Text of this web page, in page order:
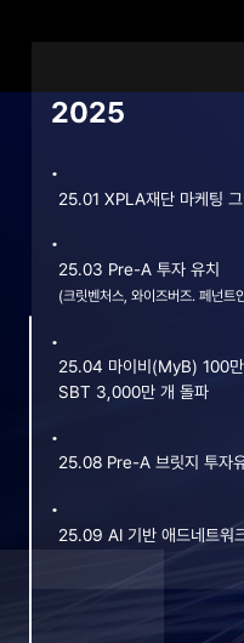
2025
25.01 XPLA재단 마케팅
(크릿벤처스, 와이즈버즈. 페넌트
25.04 마이비(MyB) 100만
SBT 3,000만 개 돌파
25.08 Pre-A 브릿지 투자
25.09 AI 기반 애드네트워